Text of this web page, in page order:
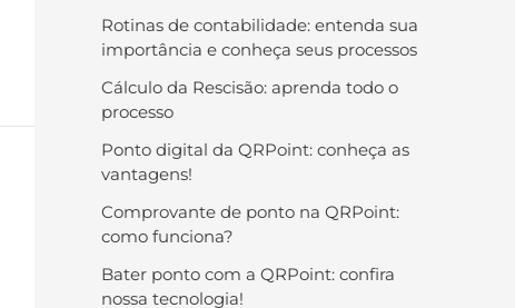
Rotinas de contabilidade: entenda sua
importância e conheça seus processos
Cálculo da Rescisão: aprenda todo o
processo
Ponto digital da QRPoint: conheça as
vantagens!
Comprovante de ponto na QRPoint:
como funciona?
Bater ponto com a QRPoint: confira
nossa tecnologia!